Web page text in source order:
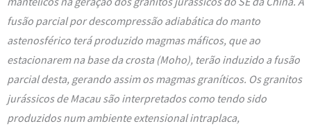
fusão parcial por descompressão adiabática do manto
astenosférico terá produzido magmas máficos, que ao
estacionarem na base da crosta (Moho), terão induzido a fusão
parcial desta, gerando assim os magmas graníticos. Os granitos
jurássicos de Macau são interpretados como tendo sido
produzidos num ambiente extensional intraplaca,